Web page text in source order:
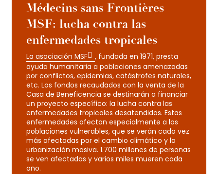
Médecins sans Frontières –
MSF: lucha contra las
enfermedades tropicales
La asociación MSF
, fundada en 1971, presta
ayuda humanitaria a poblaciones amenazadas
por conflictos, epidemias, catástrofes naturales,
etc. Los fondos recaudados con la venta de la
Casa de Beneficencia se destinarán a financiar
un proyecto específico: la lucha contra las
enfermedades tropicales desatendidas. Estas
enfermedades afectan especialmente a las
poblaciones vulnerables, que se verán cada vez
más afectadas por el cambio climático y la
urbanización masiva. 1.700 millones de personas
se ven afectadas y varios miles mueren cada
año.